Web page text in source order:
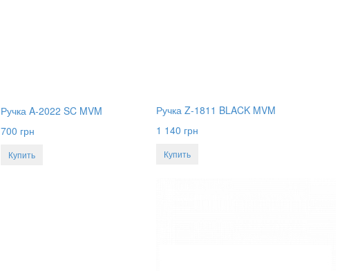
Ручка A-2022 SC MVM
700 грн
Купить
Ручка Z-1811 BLACK MVM
1 140 грн
Купить